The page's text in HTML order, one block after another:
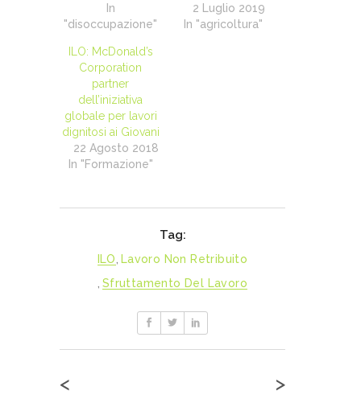
In
"disoccupazione"
2 Luglio 2019
In "agricoltura"
ILO: McDonald’s
Corporation
partner
dell’iniziativa
globale per lavori
dignitosi ai Giovani
22 Agosto 2018
In "Formazione"
Tag:
ILO
Lavoro Non Retribuito
Sfruttamento Del Lavoro
< >